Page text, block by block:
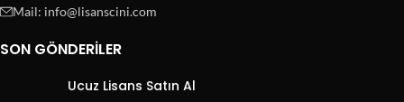
Mail: info@lisanscini.com
SON GÖNDERILER
Ucuz Lisans Satın Al